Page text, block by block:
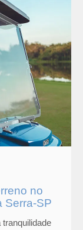
no
Serra-SP